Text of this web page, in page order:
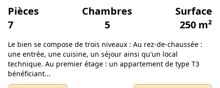
Pièces
7
Chambres
5
Surface
250 m²
Le bien se compose de trois niveaux : Au rez-de-chaussée :
une entrée, une cuisine, un séjour ainsi qu'un local
technique. Au premier étage : un appartement de type T3
bénéficiant...